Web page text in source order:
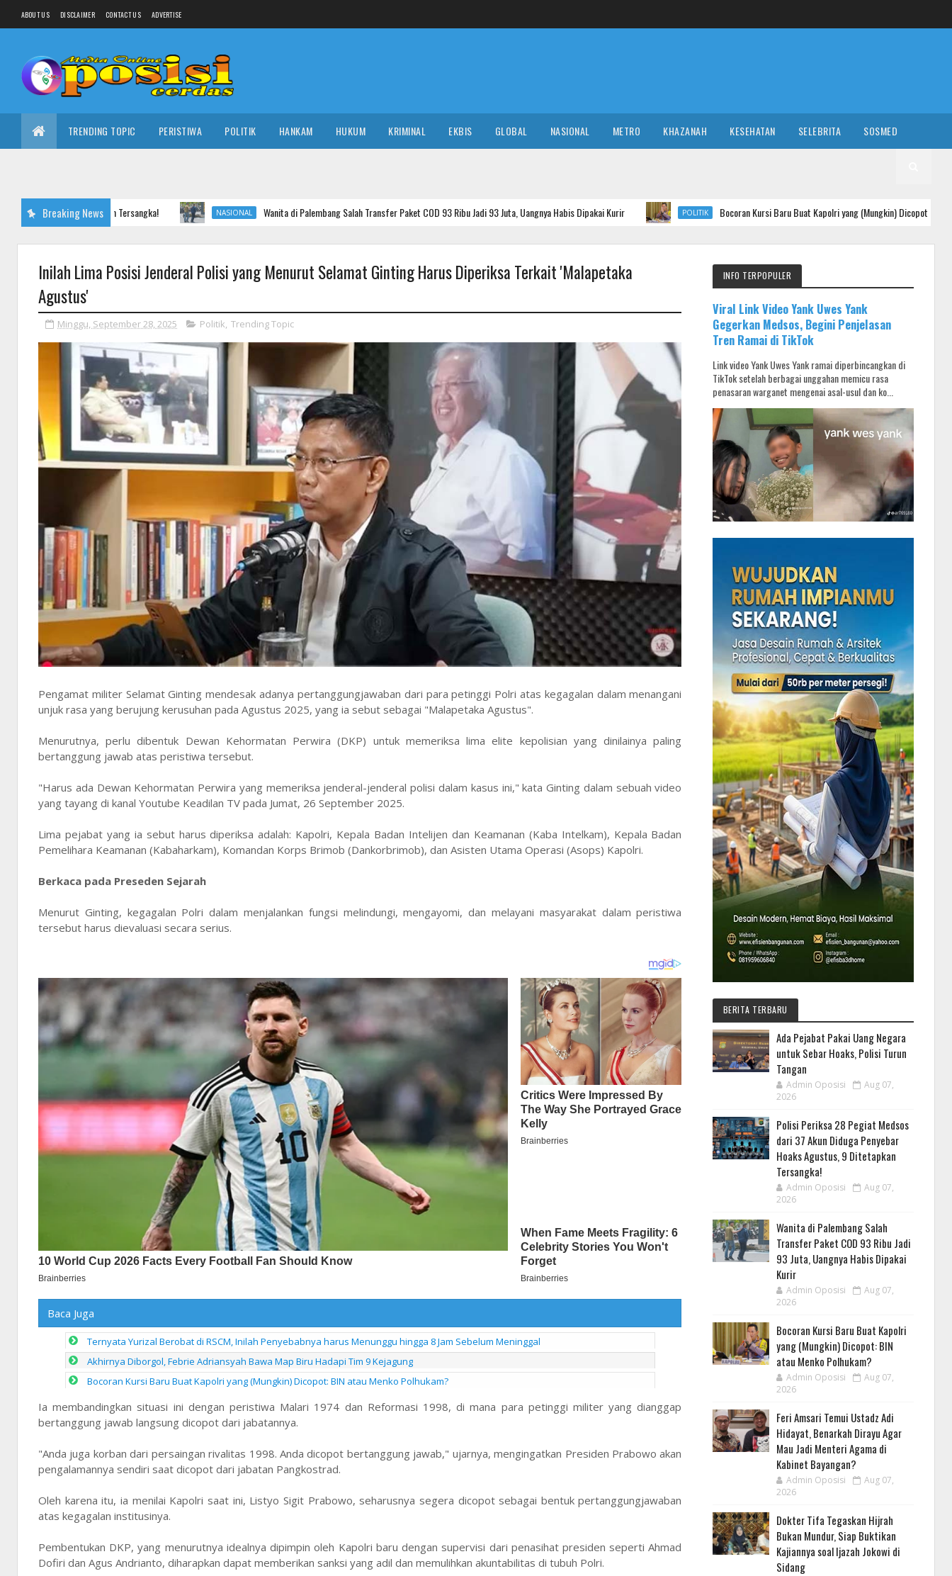
ABOUT US DISCLAIMER CONTACT US ADVERTISE
TRENDING TOPIC PERISTIWA POLITIK HANKAM HUKUM KRIMINAL EKBIS GLOBAL NASIONAL METRO KHAZANAH KESEHATAN SELEBRITA SOSMED
Breaking News NASIONAL Wanita di Palembang Salah Transfer Paket COD 93 Ribu Jadi 93 Juta, Uangnya Habis Dipakai Kurir POLITIK Bocoran Kursi Baru Buat Kapolri yang (Mungkin) Dicopot: BIN atau Menko
Inilah Lima Posisi Jenderal Polisi yang Menurut Selamat Ginting Harus Diperiksa Terkait 'Malapetaka
Agustus'
Minggu, September 28, 2025 Politik, Trending Topic
Pengamat militer Selamat Ginting mendesak adanya pertanggungjawaban dari para petinggi Polri atas kegagalan dalam menangani
unjuk rasa yang berujung kerusuhan pada Agustus 2025, yang ia sebut sebagai "Malapetaka Agustus".
Menurutnya, perlu dibentuk Dewan Kehormatan Perwira (DKP) untuk memeriksa lima elite kepolisian yang dinilainya paling
bertanggung jawab atas peristiwa tersebut.
"Harus ada Dewan Kehormatan Perwira yang memeriksa jenderal-jenderal polisi dalam kasus ini," kata Ginting dalam sebuah video
yang tayang di kanal Youtube Keadilan TV pada Jumat, 26 September 2025.
Lima pejabat yang ia sebut harus diperiksa adalah: Kapolri, Kepala Badan Intelijen dan Keamanan (Kaba Intelkam), Kepala Badan
Pemelihara Keamanan (Kabaharkam), Komandan Korps Brimob (Dankorbrimob), dan Asisten Utama Operasi (Asops) Kapolri.
Berkaca pada Preseden Sejarah
Menurut Ginting, kegagalan Polri dalam menjalankan fungsi melindungi, mengayomi, dan melayani masyarakat dalam peristiwa
tersebut harus dievaluasi secara serius.
Baca Juga
Ternyata Yurizal Berobat di RSCM, Inilah Penyebabnya harus Menunggu hingga 8 Jam Sebelum Meninggal
Akhirnya Diborgol, Febrie Adriansyah Bawa Map Biru Hadapi Tim 9 Kejagung
Bocoran Kursi Baru Buat Kapolri yang (Mungkin) Dicopot: BIN atau Menko Polhukam?
Ia membandingkan situasi ini dengan peristiwa Malari 1974 dan Reformasi 1998, di mana para petinggi militer yang dianggap
bertanggung jawab langsung dicopot dari jabatannya.
"Anda juga korban dari persaingan rivalitas 1998. Anda dicopot bertanggung jawab," ujarnya, mengingatkan Presiden Prabowo akan
pengalamannya sendiri saat dicopot dari jabatan Pangkostrad.
Oleh karena itu, ia menilai Kapolri saat ini, Listyo Sigit Prabowo, seharusnya segera dicopot sebagai bentuk pertanggungjawaban
atas kegagalan institusinya.
Pembentukan DKP, yang menurutnya idealnya dipimpin oleh Kapolri baru dengan supervisi dari penasihat presiden seperti Ahmad
Dofiri dan Agus Andrianto, diharapkan dapat memberikan sanksi yang adil dan memulihkan akuntabilitas di tubuh Polri.
INFO TERPOPULER
Viral Link Video Yank Uwes Yank
Gegerkan Medsos, Begini Penjelasan
Tren Ramai di TikTok
Link video Yank Uwes Yank ramai diperbincangkan di
TikTok setelah berbagai unggahan memicu rasa
penasaran warganet mengenai asal-usul dan ko...
BERITA TERBARU
Ada Pejabat Pakai Uang Negara
untuk Sebar Hoaks, Polisi Turun
Tangan
Admin Oposisi
Aug 07,
2026
Polisi Periksa 28 Pegiat Medsos
dari 37 Akun Diduga Penyebar
Hoaks Agustus, 9 Ditetapkan
Tersangka!
Admin Oposisi
Aug 07,
2026
Wanita di Palembang Salah
Transfer Paket COD 93 Ribu Jadi
93 Juta, Uangnya Habis Dipakai
Kurir
Admin Oposisi
Aug 07,
2026
Bocoran Kursi Baru Buat Kapolri
yang (Mungkin) Dicopot: BIN
atau Menko Polhukam?
Admin Oposisi
Aug 07,
2026
Feri Amsari Temui Ustadz Adi
Hidayat, Benarkah Dirayu Agar
Mau Jadi Menteri Agama di
Kabinet Bayangan?
Admin Oposisi
Aug 07,
2026
Dokter Tifa Tegaskan Hijrah
Bukan Mundur, Siap Buktikan
Kajiannya soal Ijazah Jokowi di
Sidang